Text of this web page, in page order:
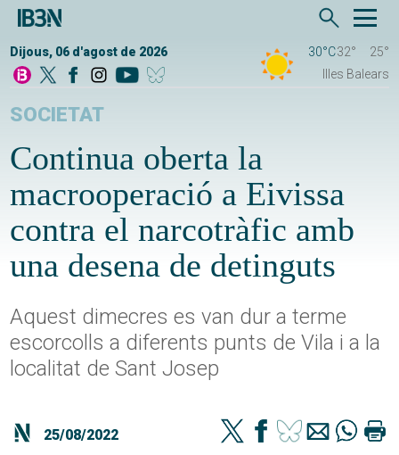
Dijous, 06 d'agost de 2026 30°C32°
25°
Illes Balears
SOCIETAT
Continua oberta la
macrooperació a Eivissa
contra el narcotràfic amb
una desena de detinguts
Aquest dimecres es van dur a terme
escorcolls a diferents punts de Vila i a la
localitat de Sant Josep
25/08/2022